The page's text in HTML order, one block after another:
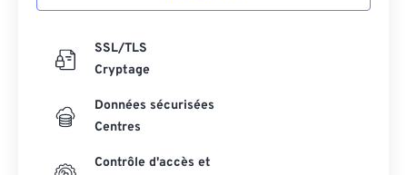
SSL/TLS
Cryptage
Données sécurisées
Centres
Contrôle d'accès et